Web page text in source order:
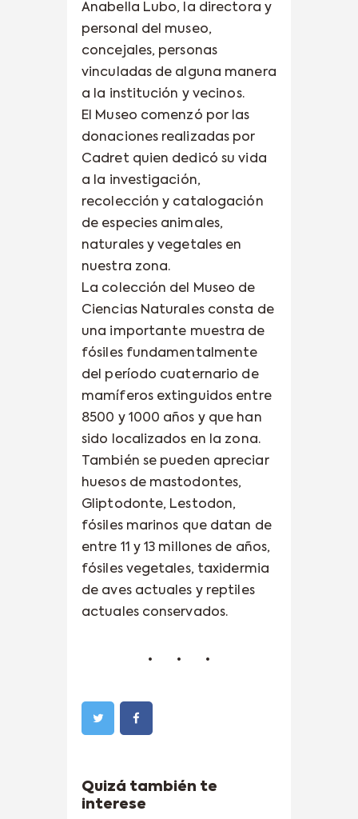
Anabella Lubo, la directora y
personal del museo,
concejales, personas
vinculadas de alguna manera
a la institución y vecinos.
El Museo comenzó por las
donaciones realizadas por
Cadret quien dedicó su vida
a la investigación,
recolección y catalogación
de especies animales,
naturales y vegetales en
nuestra zona.
La colección del Museo de
Ciencias Naturales consta de
una importante muestra de
fósiles fundamentalmente
del período cuaternario de
mamíferos extinguidos entre
8500 y 1000 años y que han
sido localizados en la zona.
También se pueden apreciar
huesos de mastodontes,
Gliptodonte, Lestodon,
fósiles marinos que datan de
entre 11 y 13 millones de años,
fósiles vegetales, taxidermia
de aves actuales y reptiles
actuales conservados.
Quizá también te
interese